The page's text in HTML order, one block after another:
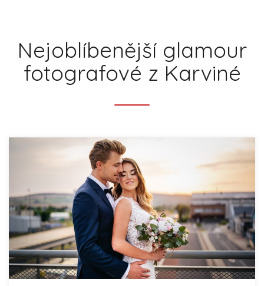
Nejoblíbenější glamour
fotografové z Karviné